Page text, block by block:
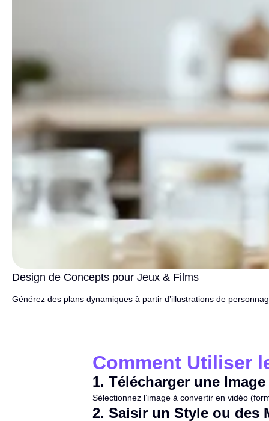
Design de Concepts pour Jeux & Films
Générez des plans dynamiques à partir d’illustrations de
Comment Utiliser
1. Télécharger une Image
Sélectionnez l’image à convertir en vidéo
2. Saisir un Style ou des